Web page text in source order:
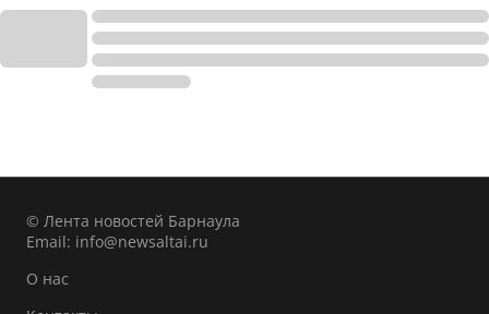
© Лента новостей Барнаула
Email: info@newsaltai.ru
О нас